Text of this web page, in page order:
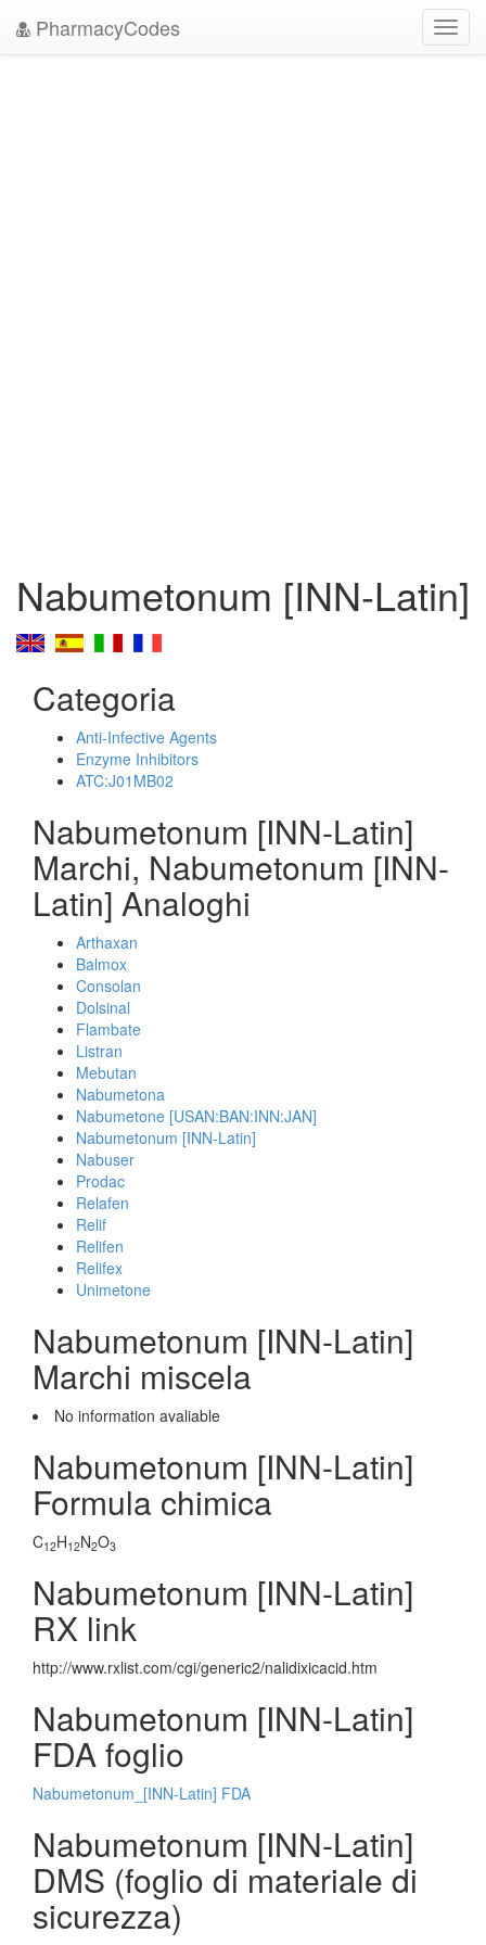
PharmacyCodes
Nabumetonum [INN-Latin]
Categoria
Anti-Infective Agents
Enzyme Inhibitors
ATC:J01MB02
Nabumetonum [INN-Latin]
Marchi, Nabumetonum [INN-
Latin] Analoghi
Arthaxan
Balmox
Consolan
Dolsinal
Flambate
Listran
Mebutan
Nabumetona
Nabumetone [USAN:BAN:INN:JAN]
Nabumetonum [INN-Latin]
Nabuser
Prodac
Relafen
Relif
Relifen
Relifex
Unimetone
Nabumetonum [INN-Latin]
Marchi miscela
No information avaliable
Nabumetonum [INN-Latin]
Formula chimica
C12H12N2O3
Nabumetonum [INN-Latin]
RX link
http://www.rxlist.com/cgi/generic2/nalidixicacid.htm
Nabumetonum [INN-Latin]
FDA foglio
Nabumetonum_[INN-Latin] FDA
Nabumetonum [INN-Latin]
DMS (foglio di materiale di
sicurezza)